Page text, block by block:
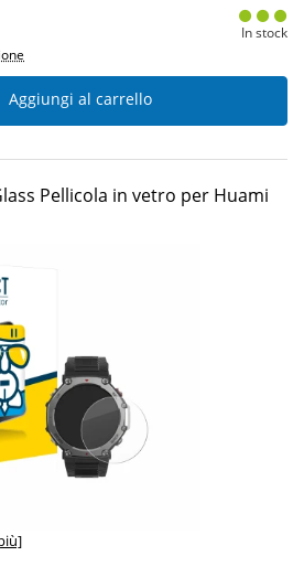
In stock
Aggiungi al carrello
Pellicola in vetro per Huami